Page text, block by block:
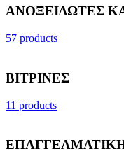
ΑΝΟΞΕΙΔΩΤΕΣ
57 products
ΒΙΤΡΙΝΕΣ
11 products